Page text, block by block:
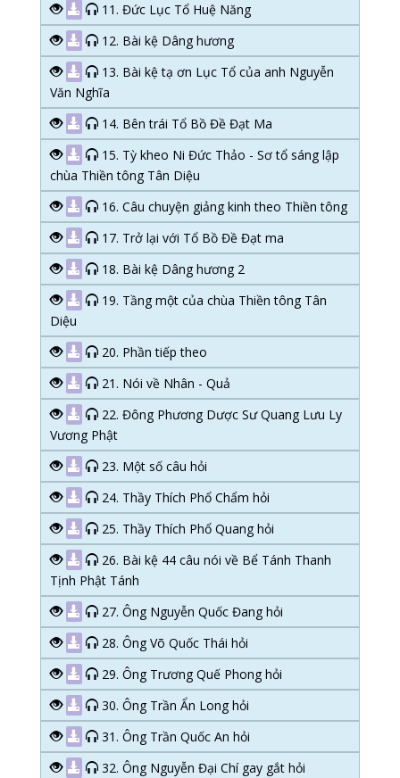
11. Đức Lục Tổ Huệ Năng
12. Bài kệ Dâng hương
13. Bài kệ tạ ơn Lục Tổ của anh Nguyễn
Văn Nghĩa
14. Bên trái Tổ Bồ Đề Đạt Ma
15. Tỳ kheo Ni Đức Thảo - Sơ tổ sáng lập
chùa Thiền tông Tân Diệu
16. Câu chuyện giảng kinh theo Thiền tông
17. Trở lại với Tổ Bồ Đề Đạt ma
18. Bài kệ Dâng hương 2
19. Tầng một của chùa Thiền tông Tân
Diệu
20. Phần tiếp theo
21. Nói về Nhân - Quả
22. Đông Phương Dược Sư Quang Lưu Ly
Vương Phật
23. Một số câu hỏi
24. Thầy Thích Phổ Chẩm hỏi
25. Thầy Thích Phổ Quang hỏi
26. Bài kệ 44 câu nói về Bể Tánh Thanh
Tịnh Phật Tánh
27. Ông Nguyễn Quốc Đang hỏi
28. Ông Võ Quốc Thái hỏi
29. Ông Trương Quế Phong hỏi
30. Ông Trần Ẩn Long hỏi
31. Ông Trần Quốc An hỏi
32. Ông Nguyễn Đại Chí gay gắt hỏi